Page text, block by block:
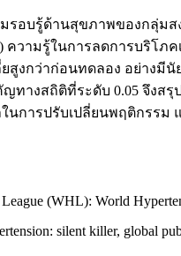
รู้ด้านสุขภาพของกลุ่มสง
ความรู้ในการลดการบริ
ยสูงกว่าก่อนทดลอง อย่าง
ทางสถิติที่ระดับ 0.05 จึง
การปรับเปลี่ยนพฤติกรร
(WHL): World
silent killer, global